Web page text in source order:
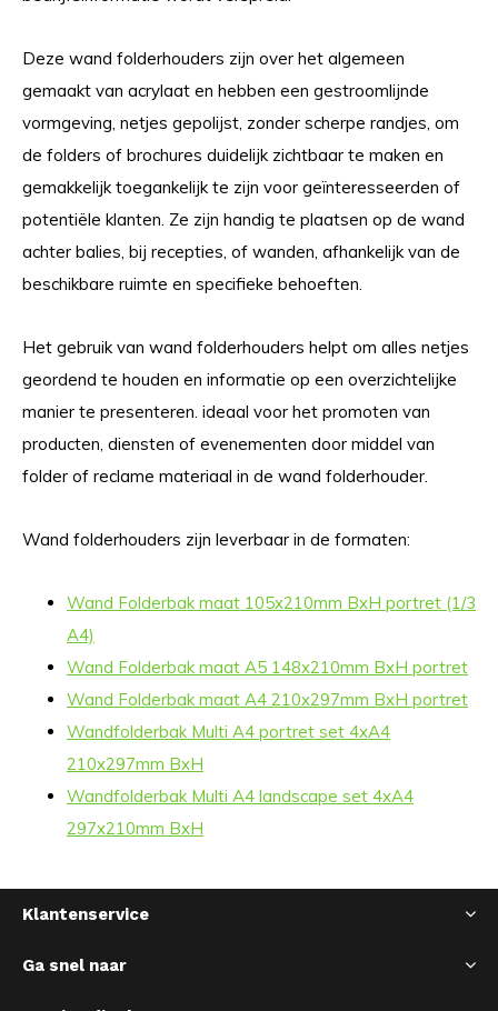
Deze wand folderhouders zijn over het algemeen
gemaakt van acrylaat en hebben een gestroomlijnde
vormgeving, netjes gepolijst, zonder scherpe randjes, om
de folders of brochures duidelijk zichtbaar te maken en
gemakkelijk toegankelijk te zijn voor geïnteresseerden of
potentiële klanten. Ze zijn handig te plaatsen op de wand
achter balies, bij recepties, of wanden, afhankelijk van de
beschikbare ruimte en specifieke behoeften.
Het gebruik van wand folderhouders helpt om alles netjes
geordend te houden en informatie op een overzichtelijke
manier te presenteren. ideaal voor het promoten van
producten, diensten of evenementen door middel van
folder of reclame materiaal in de wand folderhouder.
Wand folderhouders zijn leverbaar in de formaten:
Wand Folderbak maat 105x210mm BxH portret (1/3
A4)
Wand Folderbak maat A5 148x210mm BxH portret
Wand Folderbak maat A4 210x297mm BxH portret
Wandfolderbak Multi A4 portret set 4xA4
210x297mm BxH
Wandfolderbak Multi A4 landscape set 4xA4
297x210mm BxH
Klantenservice
Ga snel naar